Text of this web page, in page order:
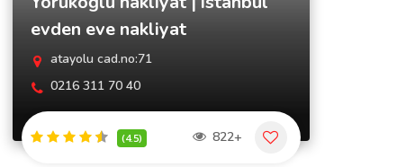
evden eve nakliyat
atayolu cad.no:71
0216 311 70 40
(4.5) 822+